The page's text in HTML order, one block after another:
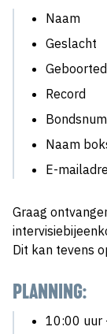
Naam
Geslacht
Record
Naam
E-
Graag
Dit kan tevens
PLANNING:
10:00 uur